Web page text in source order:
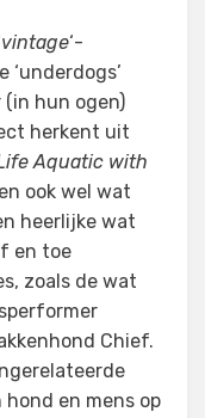
vintage‘-
hun ogen)
herkent uit
Aquatic with
en ook wel wat
heerlijke wat
en toe
zoals de wat
Chief.
en mens op